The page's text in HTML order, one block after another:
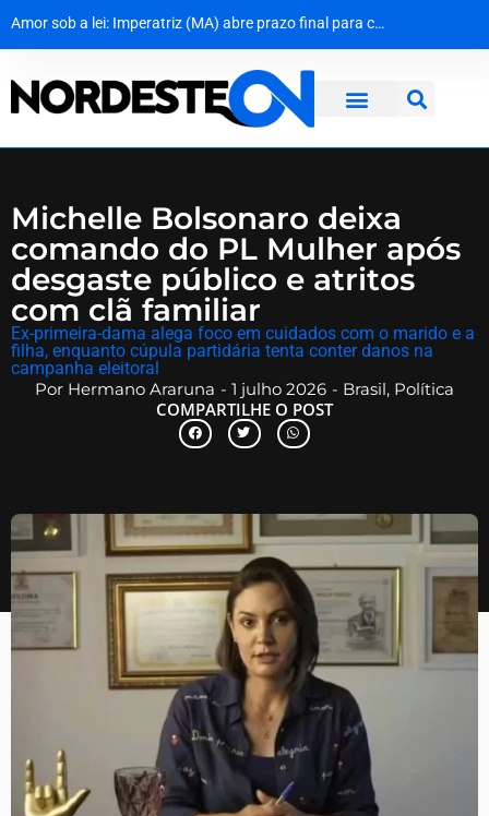
Amor sob a lei: Imperatriz (MA) abre prazo final para casais LGBTQIA+ garantirem casamento gratuito
MPF dá 10 dias para Dnit apresentar prazos de obras e explicações sobre colapso em pontes da BR-101Dona Inês traz Geraldo Azevedo no Festival de Inverno das Serras
Cerco na Caatinga: Policiais capturam quarto fugitivo de penitenciária de Nísia Floresta
​Michelle Bolsonaro deixa
comando do PL Mulher após
desgaste público e atritos
com clã familiar
Ex-primeira-dama alega foco em cuidados com o marido e a
filha, enquanto cúpula partidária tenta conter danos na
campanha eleitoral
Por Hermano Araruna - 1 julho 2026 - Brasil, Política
COMPARTILHE O POST